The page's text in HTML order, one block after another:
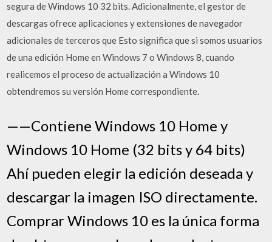
segura de Windows 10 32 bits. Adicionalmente, el gestor de
descargas ofrece aplicaciones y extensiones de navegador
adicionales de terceros que Esto significa que si somos usuarios
de una edición Home en Windows 7 o Windows 8, cuando
realicemos el proceso de actualización a Windows 10
obtendremos su versión Home correspondiente.
——Contiene Windows 10 Home y
Windows 10 Home (32 bits y 64 bits)
Ahí pueden elegir la edición deseada y
descargar la imagen ISO directamente.
Comprar Windows 10 es la única forma